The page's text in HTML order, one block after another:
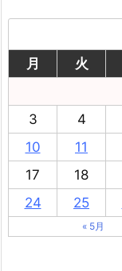
月
火
3
4
10
11
17
18
24
25
« 5月